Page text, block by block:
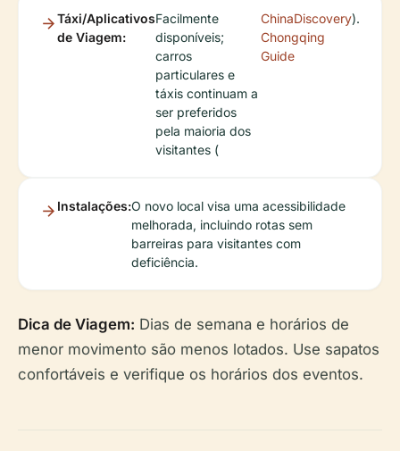
Táxi/Aplicativos
de Viagem:
Facilmente
disponíveis;
carros
particulares e
táxis continuam a
ser preferidos
pela maioria dos
visitantes (
ChinaDiscovery
Chongqing
Guide
).
Instalações:O novo local visa uma acessibilidade
melhorada, incluindo rotas sem
barreiras para visitantes com
deficiência.
Dica de Viagem: Dias de semana e horários de
menor movimento são menos lotados. Use sapatos
confortáveis e verifique os horários dos eventos.